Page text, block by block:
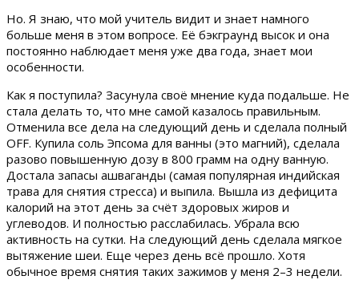
Но. Я знаю, что мой учитель видит и знает намного
больше меня в этом вопросе. Её бэкграунд высок и она
постоянно наблюдает меня уже два года, знает мои
особенности.
Как я поступила? Засунула своё мнение куда подальше. Не
стала делать то, что мне самой казалось правильным.
Отменила все дела на следующий день и сделала полный
OFF. Купила соль Эпсома для ванны (это магний), сделала
разово повышенную дозу в 800 грамм на одну ванную.
Достала запасы ашваганды (самая популярная индийская
трава для снятия стресса) и выпила. Вышла из дефицита
калорий на этот день за счёт здоровых жиров и
углеводов. И полностью расслабилась. Убрала всю
активность на сутки. На следующий день сделала мягкое
вытяжение шеи. Еще через день всё прошло. Хотя
обычное время снятия таких зажимов у меня 2–3 недели.